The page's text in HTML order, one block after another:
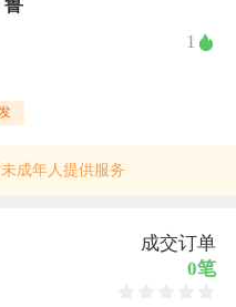
鲁
1
成年人提供服务
成交订单
0笔